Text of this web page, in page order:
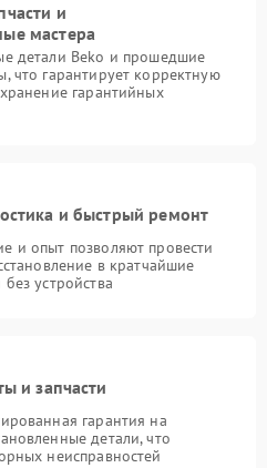
и
мастера
детали Beko и прошедшие
что гарантирует корректную
гарантийных
и быстрый ремонт
и опыт позволяют провести
в кратчайшие
устройства
и запчасти
гарантия на
детали, что
неисправностей